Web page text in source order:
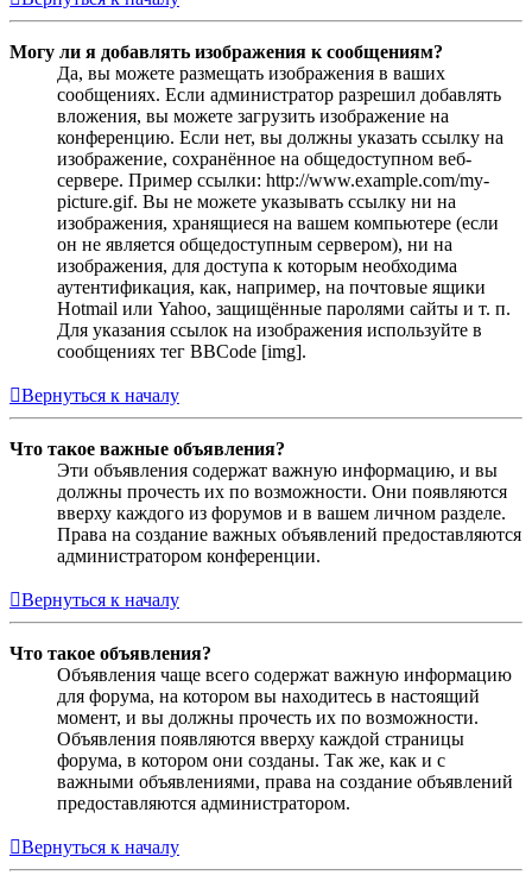
Могу ли я добавлять изображения к сообщениям?
Да, вы можете размещать изображения в ваших
сообщениях. Если администратор разрешил добавлять
вложения, вы можете загрузить изображение на
конференцию. Если нет, вы должны указать ссылку на
изображение, сохранённое на общедоступном веб-
сервере. Пример ссылки: http://www.example.com/my-
picture.gif. Вы не можете указывать ссылку ни на
изображения, хранящиеся на вашем компьютере (если
он не является общедоступным сервером), ни на
изображения, для доступа к которым необходима
аутентификация, как, например, на почтовые ящики
Hotmail или Yahoo, защищённые паролями сайты и т. п.
Для указания ссылок на изображения используйте в
сообщениях тег BBCode [img].
Вернуться к началу
Что такое важные объявления?
Эти объявления содержат важную информацию, и вы
должны прочесть их по возможности. Они появляются
вверху каждого из форумов и в вашем личном разделе.
Права на создание важных объявлений предоставляются
администратором конференции.
Вернуться к началу
Что такое объявления?
Объявления чаще всего содержат важную информацию
для форума, на котором вы находитесь в настоящий
момент, и вы должны прочесть их по возможности.
Объявления появляются вверху каждой страницы
форума, в котором они созданы. Так же, как и с
важными объявлениями, права на создание объявлений
предоставляются администратором.
Вернуться к началу